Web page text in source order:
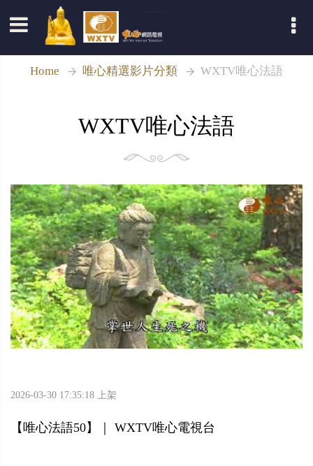
Home 唯心精選影片分類 WXTV唯心法語
WXTV唯心法語
2026-03-30 17:35:18 上架
【唯心法語50】｜ WXTV唯心電視台